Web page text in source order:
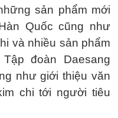
sản phẩm mới
Quốc cũng như
và nhiều sản phẩm
đoàn Daesang
như giới thiệu văn
chi tới người tiêu